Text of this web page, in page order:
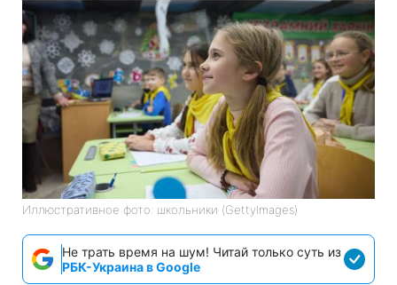
Иллюстративное фото: школьники (GettyImages)
Не трать время на шум! Читай только суть из
РБК-Украина в Google